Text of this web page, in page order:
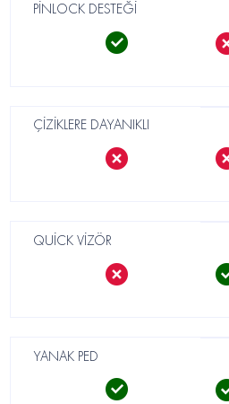
PİNLOCK DESTEĞİ
ÇİZİKLERE DAYANIKLI
QUİCK VİZÖR
YANAK PED